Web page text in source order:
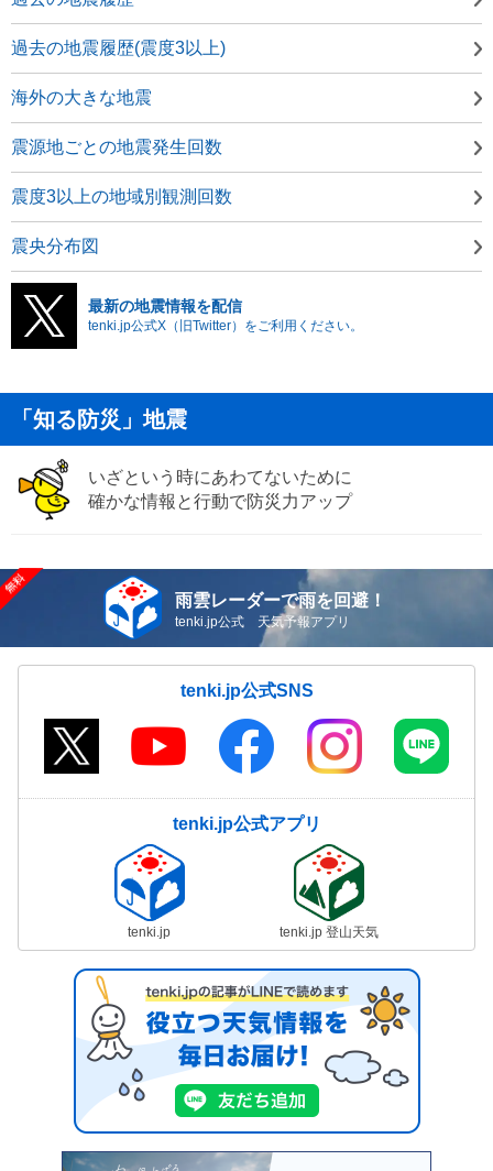
過去の地震履歴(震度3以上)
海外の大きな地震
震源地ごとの地震発生回数
震度3以上の地域別観測回数
震央分布図
最新の地震情報を配信
tenki.jp公式X（旧Twitter）をご利用ください。
「知る防災」地震
いざという時にあわてないために
確かな情報と行動で防災力アップ
雨雲レーダーで雨を回避！
tenki.jp公式 天気予報アプリ
tenki.jp公式SNS
tenki.jp公式アプリ
tenki.jp tenki.jp 登山天気